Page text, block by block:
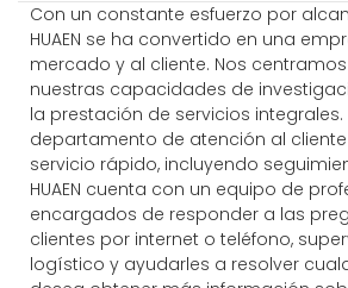
Con un constante esfuerzo por
HUAEN se ha convertido en una
mercado y al cliente. Nos
nuestras capacidades de
la prestación de servicios
departamento de atención al
servicio rápido, incluyendo
HUAEN cuenta con un equipo de
encargados de responder a las
clientes por internet o teléfono,
logístico y ayudarles a resolver